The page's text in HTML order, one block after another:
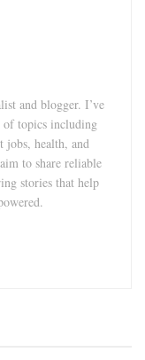
and blogger. I’ve
topics including
jobs, health, and
to share reliable
stories that help